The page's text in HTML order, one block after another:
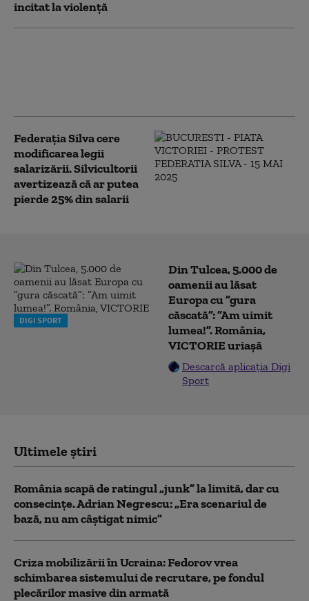
incitat la violență
Federația Silva cere
modificarea legii
salarizării. Silvicultorii
avertizează că ar putea
pierde 25% din salarii
DIGI SPORT
Din Tulcea, 5.000 de
oamenii au lăsat
Europa cu ”gura
căscată”: ”Am uimit
lumea!”. România,
VICTORIE uriașă
Descarcă aplicația Digi
Sport
Ultimele știri
România scapă de ratingul „junk” la limită, dar cu
consecinţe. Adrian Negrescu: „Era scenariul de
bază, nu am câștigat nimic”
Criza mobilizării în Ucraina: Fedorov vrea
schimbarea sistemului de recrutare, pe fondul
plecărilor masive din armată